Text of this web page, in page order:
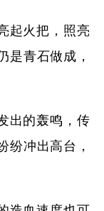
起火把，照亮
是青石做成，
出的轰鸣，传
纷冲出高台，